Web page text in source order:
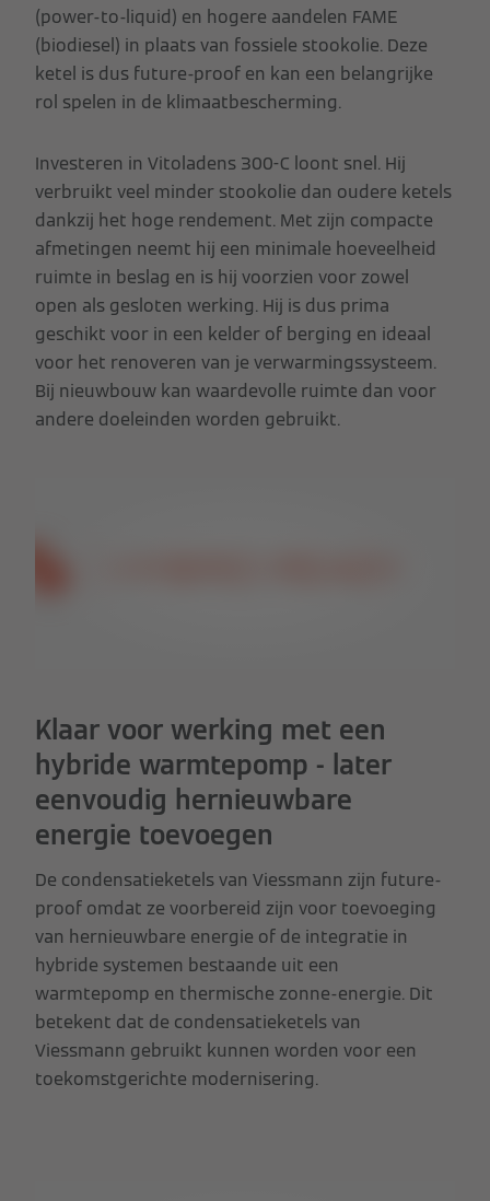
(power-to-liquid) en hogere aandelen FAME
(biodiesel) in plaats van fossiele stookolie. Deze
ketel is dus future-proof en kan een belangrijke
rol spelen in de klimaatbescherming.
Investeren in Vitoladens 300-C loont snel. Hij
verbruikt veel minder stookolie dan oudere ketels
dankzij het hoge rendement. Met zijn compacte
afmetingen neemt hij een minimale hoeveelheid
ruimte in beslag en is hij voorzien voor zowel
open als gesloten werking. Hij is dus prima
geschikt voor in een kelder of berging en ideaal
voor het renoveren van je verwarmingssysteem.
Bij nieuwbouw kan waardevolle ruimte dan voor
andere doeleinden worden gebruikt.
Klaar voor werking met een
hybride warmtepomp - later
eenvoudig hernieuwbare
energie toevoegen
De condensatieketels van Viessmann zijn future-
proof omdat ze voorbereid zijn voor toevoeging
van hernieuwbare energie of de integratie in
hybride systemen bestaande uit een
warmtepomp en thermische zonne-energie. Dit
betekent dat de condensatieketels van
Viessmann gebruikt kunnen worden voor een
toekomstgerichte modernisering.